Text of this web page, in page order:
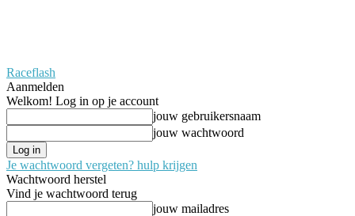
Raceflash
Aanmelden
Welkom! Log in op je account
jouw gebruikersnaam
jouw wachtwoord
Je wachtwoord vergeten? hulp krijgen
Wachtwoord herstel
Vind je wachtwoord terug
jouw mailadres